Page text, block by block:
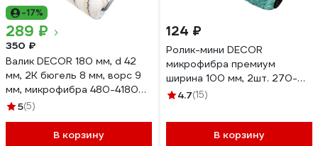
-17%
289 ₽
350 ₽
Валик DECOR 180 мм, d 42
мм, 2К бюгель 8 мм, ворс 9
мм, микрофибра 480-4180
11607169
5(5)
В корзину
124 ₽
Ролик-мини DECOR
микрофибра премиум
ширина 100 мм, 2шт. 270-
0100 11613248
4.7(15)
В корзину